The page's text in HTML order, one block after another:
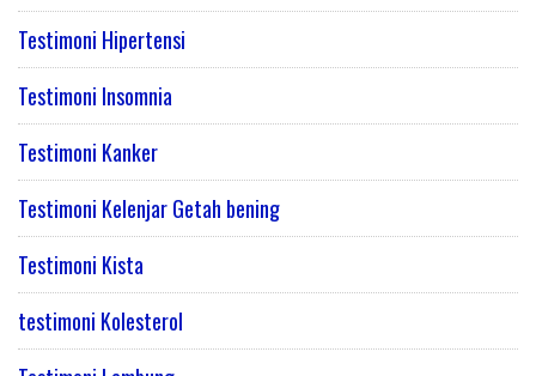
Testimoni Hipertensi
Testimoni Insomnia
Testimoni Kanker
Testimoni Kelenjar Getah bening
Testimoni Kista
testimoni Kolesterol